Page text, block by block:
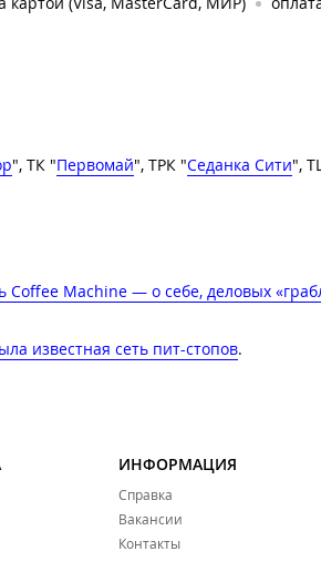
", ТК "Первомай", ТРК "Седанка Сити",
Machine — о себе, деловых
известная сеть пит-стопов.
ИНФОРМАЦИЯ
Справка
Вакансии
Контакты